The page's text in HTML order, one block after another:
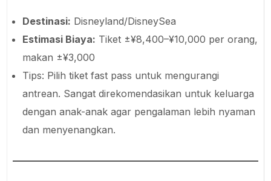
Destinasi: Disneyland/DisneySea
Estimasi Biaya: Tiket ±¥8,400–¥10,000 per orang,
makan ±¥3,000
Tips: Pilih tiket fast pass untuk mengurangi
antrean. Sangat direkomendasikan untuk keluarga
dengan anak-anak agar pengalaman lebih nyaman
dan menyenangkan.